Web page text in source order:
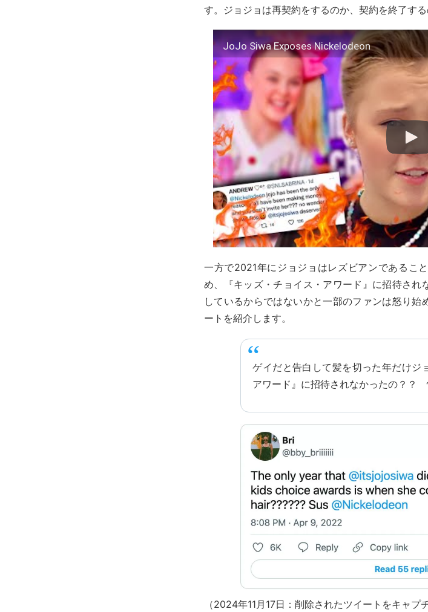
す。ジョジョは再契約をするのか、契約を終了する
JoJo Siwa Exposes Nickelodeon
一方で2021年にジョジョはレズビアンであるこ
め、『キッズ・チョイス・アワード』に招待され
しているからではないかと一部のファンは怒り始
ートを紹介します。
ゲイだと告白して髪を切った年だけジ
アワード』に招待されなかったの？？
（2024年11月17日：削除されたツイートをキャプ